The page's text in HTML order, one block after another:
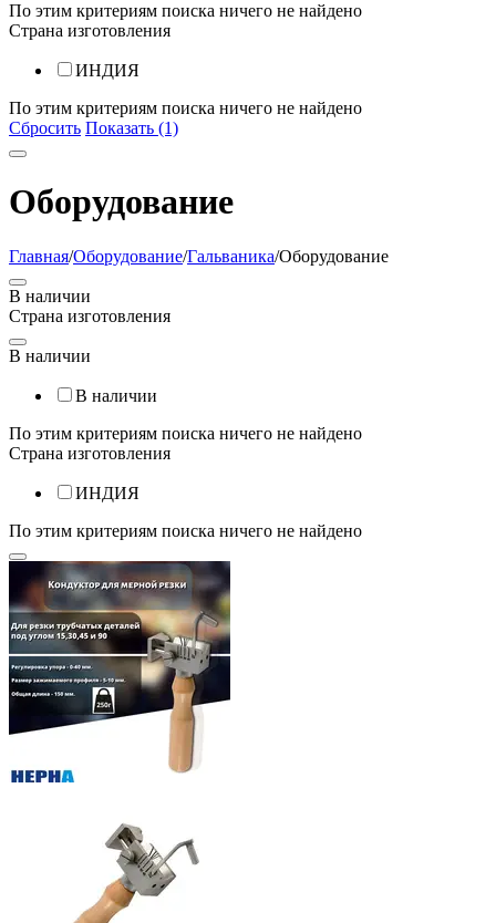
По этим критериям поиска ничего не найдено
Страна изготовления
ИНДИЯ
По этим критериям поиска ничего не найдено
Сбросить Показать (1)
Оборудование
Главная/Оборудование/Гальваника/Оборудование
В наличии
Страна изготовления
В наличии
В наличии
По этим критериям поиска ничего не найдено
Страна изготовления
ИНДИЯ
По этим критериям поиска ничего не найдено